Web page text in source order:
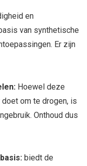
en
van synthetische
Er zijn
Hoewel deze
om te drogen, is
Onthoud dus
biedt de